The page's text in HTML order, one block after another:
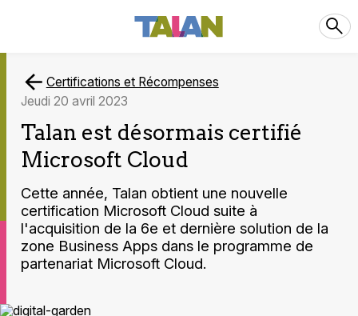
Certifications et Récompenses
jeudi 20 avril 2023
Talan est désormais certifié
Microsoft Cloud
Cette année, Talan obtient une nouvelle
certification Microsoft Cloud suite à
l'acquisition de la 6e et dernière solution de la
zone Business Apps dans le programme de
partenariat Microsoft Cloud.